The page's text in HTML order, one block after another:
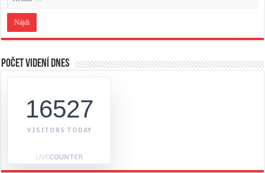
Počet videní dnes
16527
VISITORS TODAY